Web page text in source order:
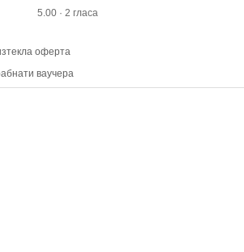
5.00 · 2 гласа
оферта
ваучера